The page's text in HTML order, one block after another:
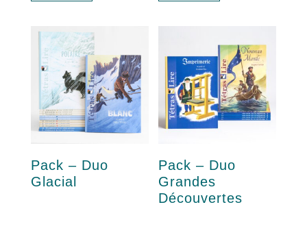
Pack – Duo
Glacial
Pack – Duo
Grandes
Découvertes